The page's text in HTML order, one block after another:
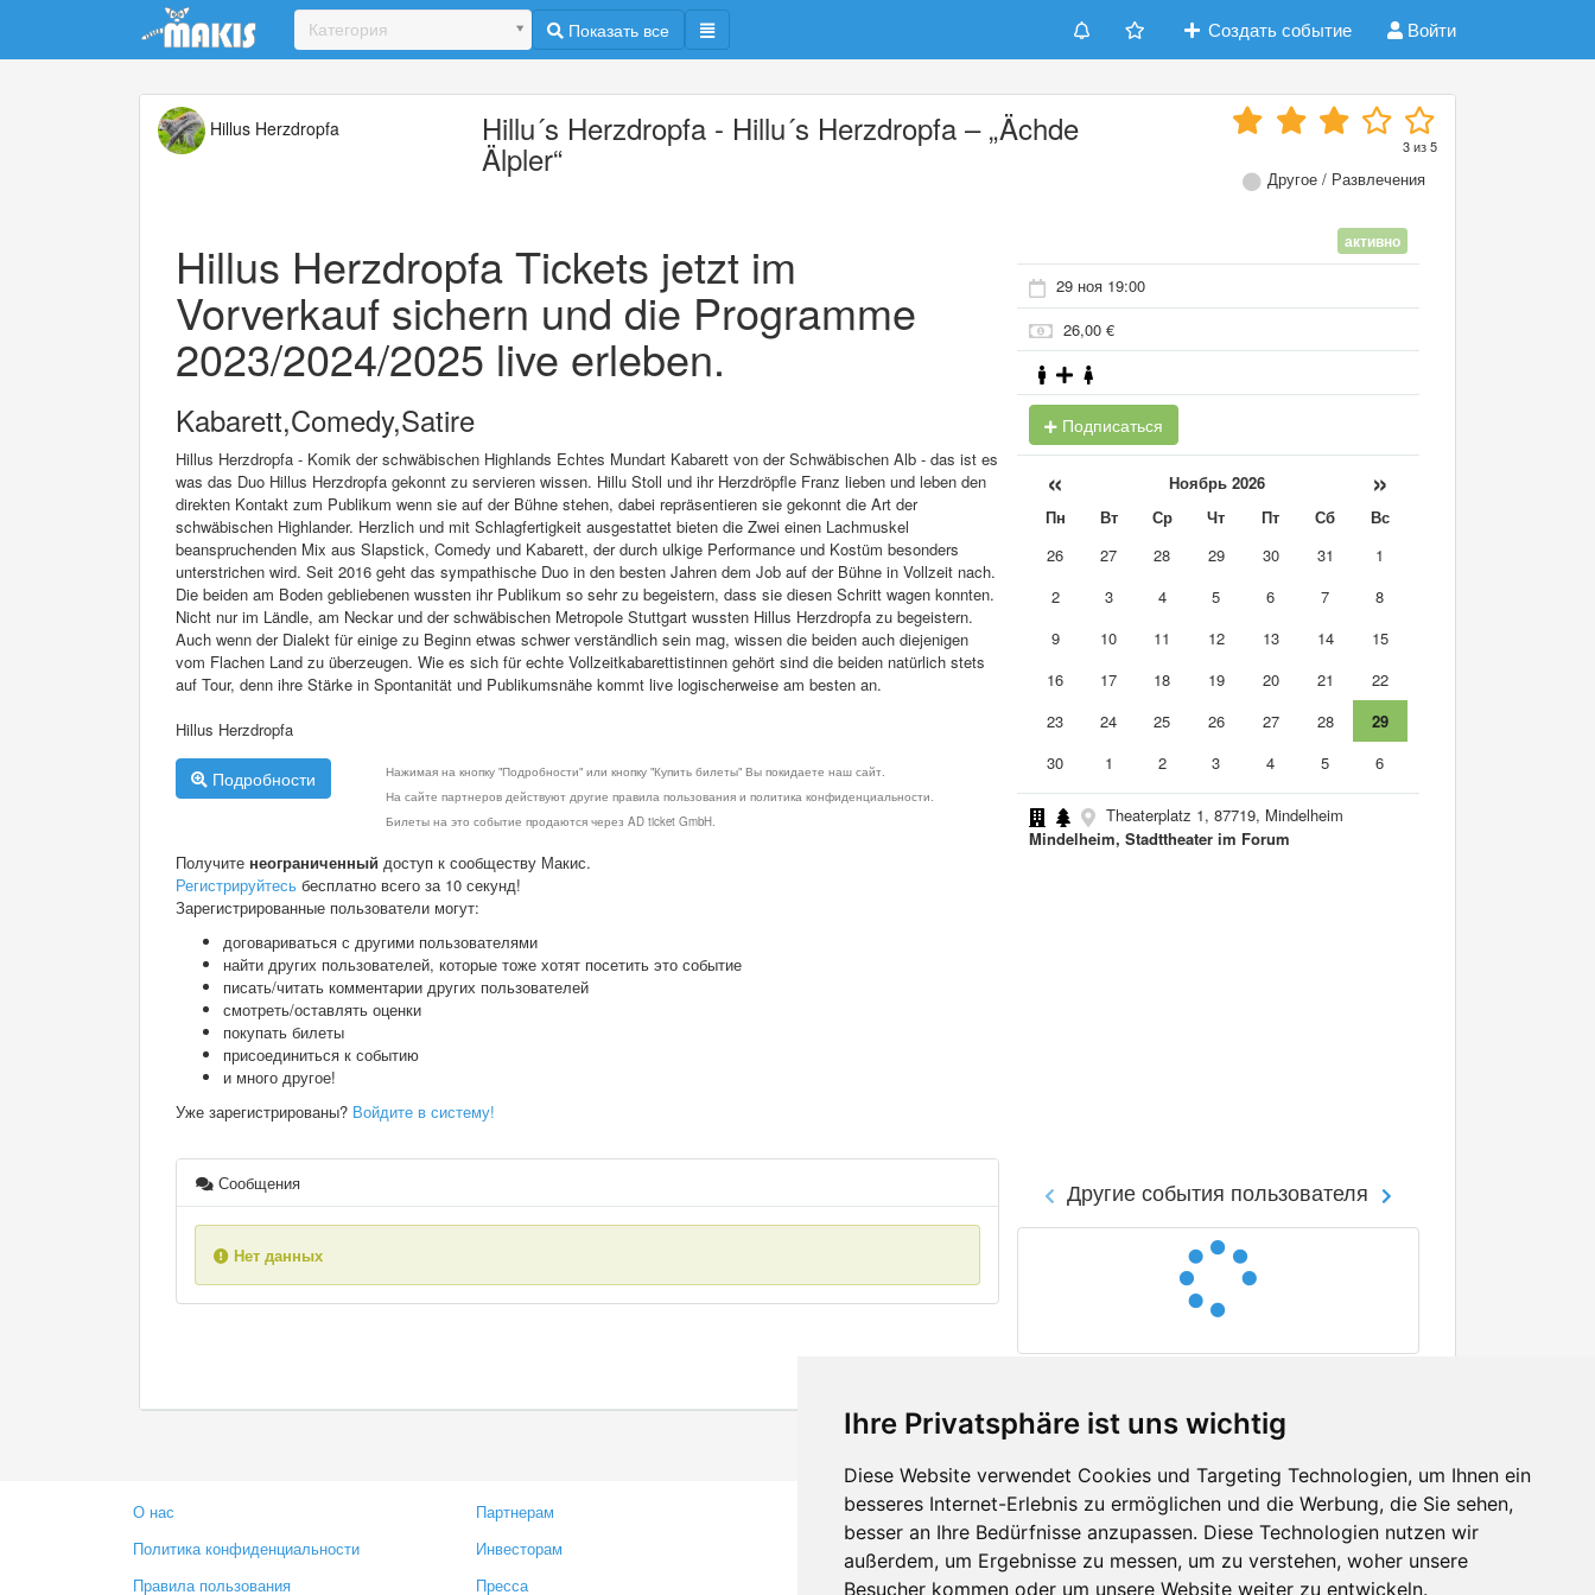
Ihre Privatsphäre ist uns wichtig
Diese Website verwendet Cookies und Targeting Technologien, um Ihnen ein
besseres Internet-Erlebnis zu ermöglichen und die Werbung, die Sie sehen,
besser an Ihre Bedürfnisse anzupassen. Diese Technologien nutzen wir
außerdem, um Ergebnisse zu messen, um zu verstehen, woher unsere
Besucher kommen oder um unsere Website weiter zu entwickeln.
Update cookies preferences
Категория Показать все Создать событие Войти
Hillus Herzdropfa Hillu´s Herzdropfa - Hillu´s Herzdropfa – „Ächde
Älpler“ 3из5
Другое / Развлечения
Hillus Herzdropfa Tickets jetzt im
Vorverkauf sichern und die Programme
2023/2024/2025 live erleben.
Kabarett,Comedy,Satire
Hillus Herzdropfa - Komik der schwäbischen Highlands Echtes Mundart Kabarett von der Schwäbischen Alb - das ist es
was das Duo Hillus Herzdropfa gekonnt zu servieren wissen. Hillu Stoll und ihr Herzdröpfle Franz lieben und leben den
direkten Kontakt zum Publikum wenn sie auf der Bühne stehen, dabei repräsentieren sie gekonnt die Art der
schwäbischen Highlander. Herzlich und mit Schlagfertigkeit ausgestattet bieten die Zwei einen Lachmuskel
beanspruchenden Mix aus Slapstick, Comedy und Kabarett, der durch ulkige Performance und Kostüm besonders
unterstrichen wird. Seit 2016 geht das sympathische Duo in den besten Jahren dem Job auf der Bühne in Vollzeit nach.
Die beiden am Boden gebliebenen wussten ihr Publikum so sehr zu begeistern, dass sie diesen Schritt wagen konnten.
Nicht nur im Ländle, am Neckar und der schwäbischen Metropole Stuttgart wussten Hillus Herzdropfa zu begeistern.
Auch wenn der Dialekt für einige zu Beginn etwas schwer verständlich sein mag, wissen die beiden auch diejenigen
vom Flachen Land zu überzeugen. Wie es sich für echte Vollzeitkabarettistinnen gehört sind die beiden natürlich stets
auf Tour, denn ihre Stärke in Spontanität und Publikumsnähe kommt live logischerweise am besten an.
Hillus Herzdropfa
Подробности
Нажимая на кнопку "Подробности" или кнопку "Купить билеты" Вы покидаете наш сайт.
На сайте партнеров действуют другие правила пользования и политика конфиденциальности.
Билеты на это событие продаются через AD ticket GmbH.
Получите неограниченный доступ к сообществу Макис.
Регистрируйтесь бесплатно всего за 10 секунд!
Зарегистрированные пользователи могут:
договариваться с другими пользователями
найти других пользователей, которые тоже хотят посетить это событие
писать/читать комментарии других пользователей
смотреть/оставлять оценки
покупать билеты
присоединиться к событию
и много другое!
Уже зарегистрированы? Войдите в систему!
Сообщения
Нет данных
активно
29 ноя 19:00
26,00 €
Подписаться
« Ноябрь 2026 »
Пн Вт Ср Чт Пт Сб
Вс
26
27 28 29 30 31
1
2
3 4 5 6 7
8
9
10 11 12 13 14
15
16
17 18 19 20 21
22
23
24 25 26 27 28
29
30
1 2 3 4 5 6
Theaterplatz 1, 87719, Mindelheim
Mindelheim, Stadttheater im Forum
Другие события пользователя
О нас
Политика конфиденциальности
Правила пользования
Партнерам
Инвесторам
Пресса
Контакты
Оставить отзыв
Сообщить об ошибке
Facebook
Twitter
YouTube